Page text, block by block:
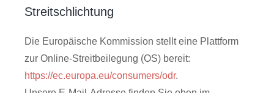
Streitschlichtung
Die Europäische Kommission stellt eine Plattform
zur Online-Streitbeilegung (OS) bereit:
https://ec.europa.eu/consumers/odr.